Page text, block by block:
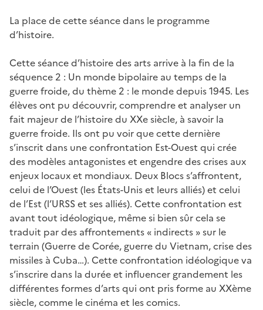
La place de cette séance dans le programme
d’histoire.
Cette séance d’histoire des arts arrive à la fin de la
séquence 2 : Un monde bipolaire au temps de la
guerre froide, du thème 2 : le monde depuis 1945. Les
élèves ont pu découvrir, comprendre et analyser un
fait majeur de l’histoire du XXe siècle, à savoir la
guerre froide. Ils ont pu voir que cette dernière
s’inscrit dans une confrontation Est-Ouest qui crée
des modèles antagonistes et engendre des crises aux
enjeux locaux et mondiaux. Deux Blocs s’affrontent,
celui de l’Ouest (les États-Unis et leurs alliés) et celui
de l’Est (l’URSS et ses alliés). Cette confrontation est
avant tout idéologique, même si bien sûr cela se
traduit par des affrontements « indirects » sur le
terrain (Guerre de Corée, guerre du Vietnam, crise des
missiles à Cuba…). Cette confrontation idéologique va
s’inscrire dans la durée et influencer grandement les
différentes formes d’arts qui ont pris forme au XXème
siècle, comme le cinéma et les comics.